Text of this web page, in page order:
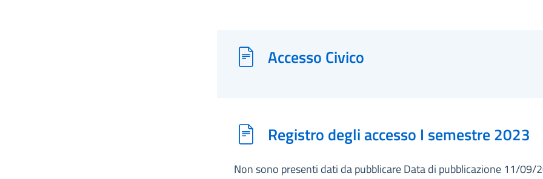
Accesso Civico
Registro degli accesso I semestre 2023
Non sono presenti dati da pubblicare Data di pubblicazione 11/09/